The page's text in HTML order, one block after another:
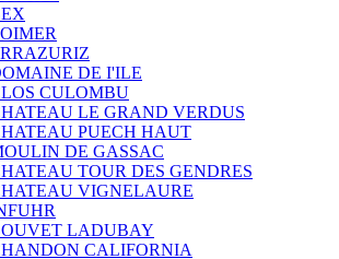
DE I'ILE
CULOMBU
LE GRAND VERDUS
PUECH HAUT
DE GASSAC
TOUR DES GENDRES
VIGNELAURE
LADUBAY
CALIFORNIA